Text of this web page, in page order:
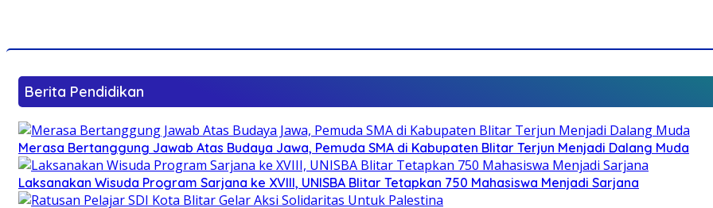
Berita Pendidikan
Merasa Bertanggung Jawab Atas Budaya Jawa, Pemuda SMA di Kabupaten Blitar Terjun Menjadi Dalang Muda
Laksanakan Wisuda Program Sarjana ke XVIII, UNISBA Blitar Tetapkan 750 Mahasiswa Menjadi Sarjana